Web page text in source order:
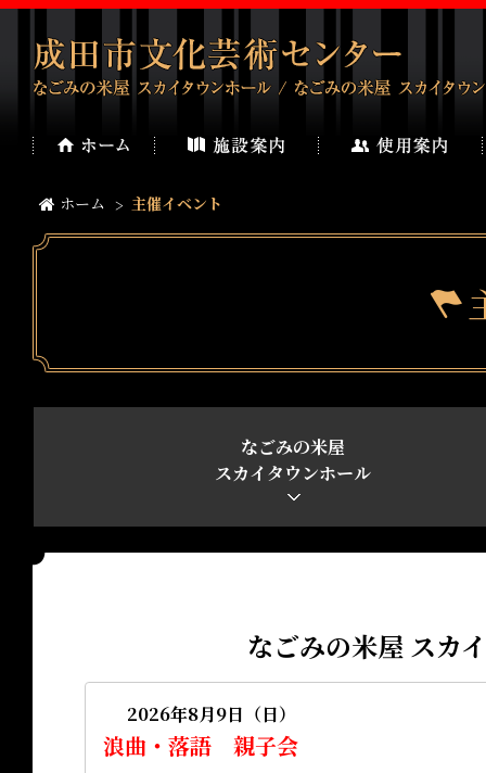
ホーム 主催イベント
なごみの米屋
スカイタウンホール
なごみの米屋 スカ
2026年8月9日（日）
浪曲・落語 親子会